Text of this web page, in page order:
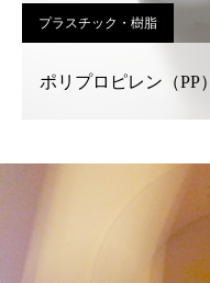
プラスチック・樹脂
ポリプロピレン（PP）